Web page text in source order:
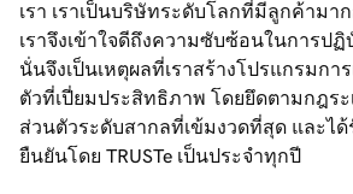
เรา เราเป็นบริษัทระดับโลกที่มีลูกค้ามาก
เราจึงเข้าใจดีถึงความซับซ้อนในการป
นั่นจึงเป็นเหตุผลที่เราสร้างโปรแกรมก
ตัวที่เปี่ยมประสิทธิภาพ โดยยึดตามกฎร
ส่วนตัวระดับสากลที่เข้มงวดที่สุด และได้
ยืนยันโดย TRUSTe เป็นประจำทุกปี